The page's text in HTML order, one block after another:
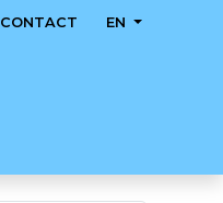
CONTACT EN